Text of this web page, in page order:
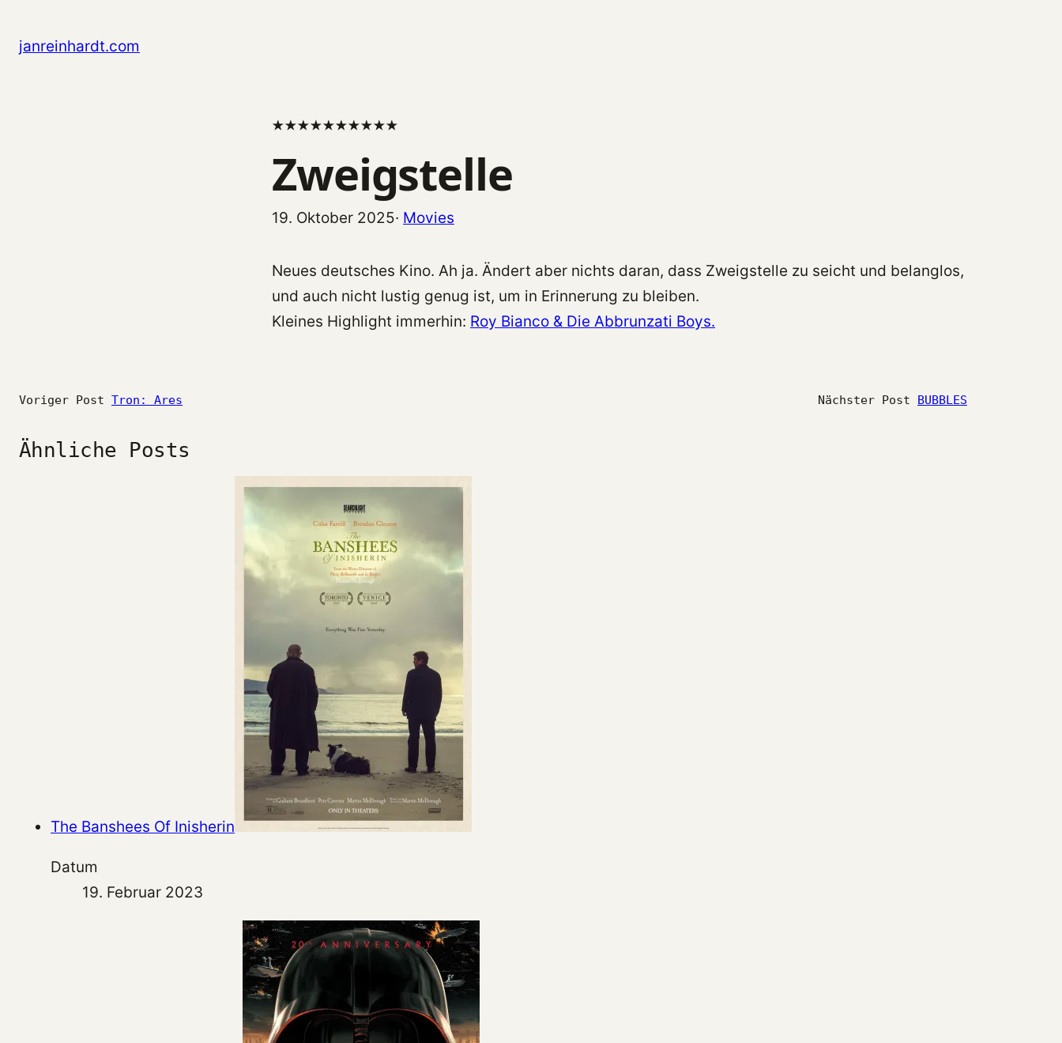
Inhalt
janreinhardt.com
★★★★★★★★★★
Zweigstelle
19. Oktober 2025· Movies
Neues deutsches Kino. Ah ja. Ändert aber nichts daran, dass Zweigstelle zu seicht und belanglos,
und auch nicht lustig genug ist, um in Erinnerung zu bleiben.
Kleines Highlight immerhin: Roy Bianco & Die Abbrunzati Boys.
Voriger Post Tron: Ares Nächster Post BUBBLES
Ähnliche Posts
The Banshees Of Inisherin
Datum
19. Februar 2023